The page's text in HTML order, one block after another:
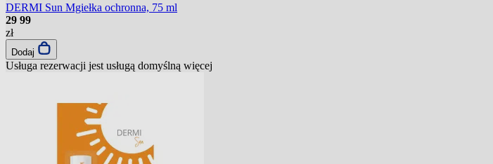
DERMI Sun Mgiełka ochronna, 75 ml
29 99
zł
Dodaj
Usługa rezerwacji jest usługą domyślną więcej